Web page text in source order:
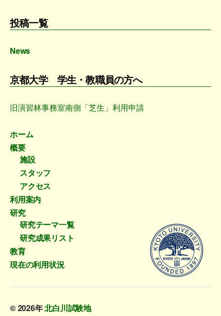
投稿一覧
News
京都大学 学生・教職員の方へ
旧演習林事務室南側「芝生」利用申請
ホーム
概要
施設
スタッフ
アクセス
利用案内
研究
研究テーマ一覧
研究成果リスト
教育
現在の利用状況
© 2026年北白川試験地